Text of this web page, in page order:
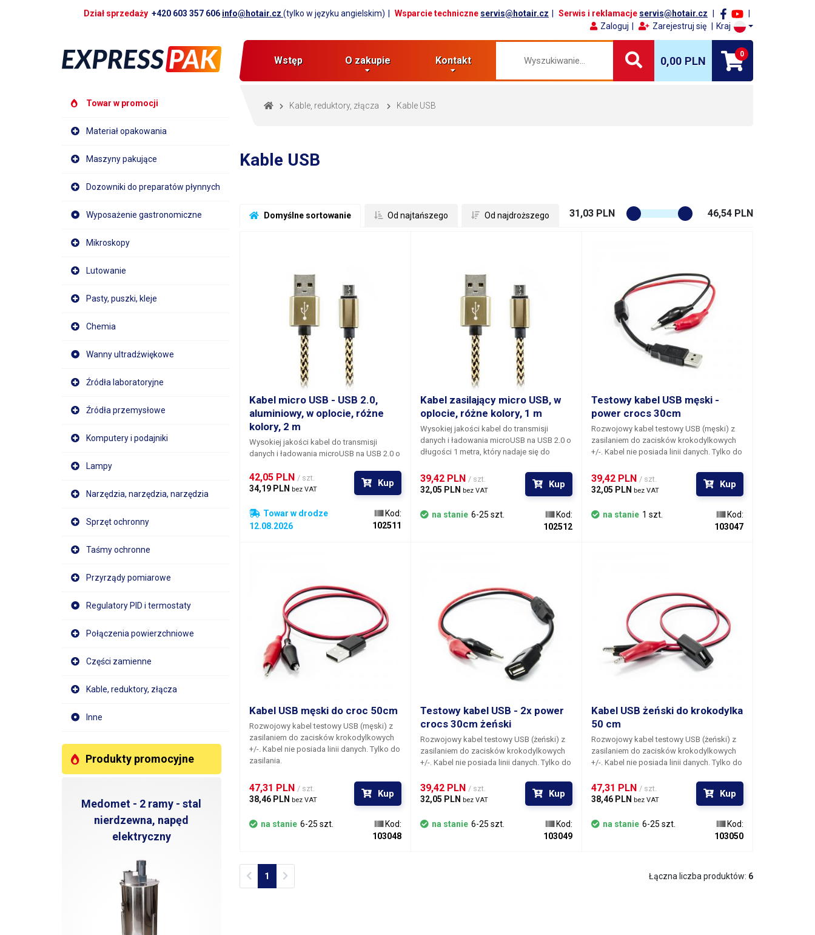
Dział sprzedaży +420 603 357 606 info@hotair.cz (tylko w języku angielskim) Wsparcie techniczne servis@hotair.cz Serwis i reklamacje servis@hotair.cz
Zaloguj
Zarejestruj się Kraj
Wstęp O zakupie Kontakt 0,00 PLN
0
Towar w promocji
Materiał opakowania
Maszyny pakujące
Dozowniki do preparatów płynnych
Wyposażenie gastronomiczne
Mikroskopy
Lutowanie
Pasty, puszki, kleje
Chemia
Wanny ultradźwiękowe
Źródła laboratoryjne
Źródła przemysłowe
Komputery i podajniki
Lampy
Narzędzia, narzędzia, narzędzia
Sprzęt ochronny
Taśmy ochronne
Przyrządy pomiarowe
Regulatory PID i termostaty
Połączenia powierzchniowe
Części zamienne
Kable, reduktory, złącza
Inne
Produkty promocyjne
Medomet - 2 ramy - stal
nierdzewna, napęd
elektryczny
Kable, reduktory, złącza Kable USB
Kable USB
Domyślne sortowanie Od najtańszego Od najdroższego 31,03 PLN 46,54 PLN
Kabel micro USB - USB 2.0,
aluminiowy, w oplocie, różne
kolory, 2 m
Wysokiej jakości kabel do transmisji
danych i ładowania microUSB na USB 2.0 o
podłączenia wszystkich urządzeń
mobilnych wyposażonych w najczęściej
złącze USB 2.0 (typ A) - np. z komputerem
stacjonarnym, laptopem lub klasyczną
kabel jest również opleciony włóknem
nylonowym. Kabel znajduje zastosowanie
nie tylko do ładowania, ale także do
szybkiego transferu danych. Kable USB
dostępne są w różnych kolorach, w
zależności od aktualnej dostępności
magazynowej.
42,05 PLN / szt.
34,19 PLN bez VAT
Kup
Towar w drodze
12.08.2026
Kod:
102511
Kabel zasilający micro USB, w
oplocie, różne kolory, 1 m
Wysokiej jakości kabel do transmisji
danych i ładowania microUSB na USB 2.0 o
długości 1 metra, który nadaje się do
mobilnych wyposażonych w najczęściej
używane złącze microUSB i klasyczne
złącze USB 2.0 (typ A) - np. z komputerem
stacjonarnym, laptopem lub klasyczną
podróżną ładowarką USB. Kabel został
, a złącza
nie tylko do ładowania, ale także do
szybkiego transferu danych. Kable USB
dostępne są w różnych kolorach, w
zależności od aktualnej dostępności
magazynowej.
39,42 PLN / szt.
32,05 PLN bez VAT
Kup
na stanie 6-25 szt.
Kod:
102512
Testowy kabel USB męski -
power crocs 30cm
Rozwojowy kabel testowy USB (męski) z
zasilaniem do zacisków krokodylkowych
+/-. Kabel nie posiada linii danych. Tylko do
39,42 PLN / szt.
32,05 PLN bez VAT
Kup
na stanie 1 szt.
Kod:
103047
Kabel USB męski do croc 50cm
Rozwojowy kabel testowy USB (męski) z
zasilaniem do zacisków krokodylkowych
+/-. Kabel nie posiada linii danych. Tylko do
zasilania.
47,31 PLN / szt.
38,46 PLN bez VAT
Kup
na stanie 6-25 szt.
Kod:
103048
Testowy kabel USB - 2x power
crocs 30cm żeński
Rozwojowy kabel testowy USB (żeński) z
zasilaniem do zacisków krokodylkowych
+/-. Kabel nie posiada linii danych. Tylko do
39,42 PLN / szt.
32,05 PLN bez VAT
Kup
na stanie 6-25 szt.
Kod:
103049
Kabel USB żeński do krokodylka
50 cm
Rozwojowy kabel testowy USB (żeński) z
zasilaniem do zacisków krokodylkowych
+/-. Kabel nie posiada linii danych. Tylko do
47,31 PLN / szt.
38,46 PLN bez VAT
Kup
na stanie 6-25 szt.
Kod:
103050
Previous
1 Next Łączna liczba produktów: 6